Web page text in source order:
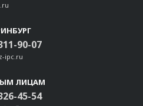
90-07
ipc.ru
ЛИЦАМ
45-54